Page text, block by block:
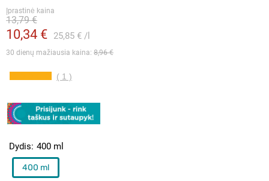
Įprastinė kaina
10,34 € 25,85 €
13,79 €
30 dienų mažiausia kaina: 8,96 €
( 1 )
Dydis 400 ml
400 ml